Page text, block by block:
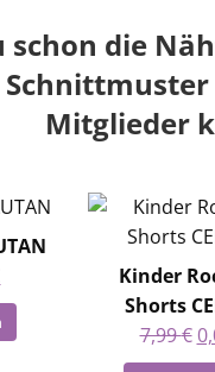
schon die
Mitglieder
Aktueller
Preis
ist:
Kinder
Shorts
7,99€